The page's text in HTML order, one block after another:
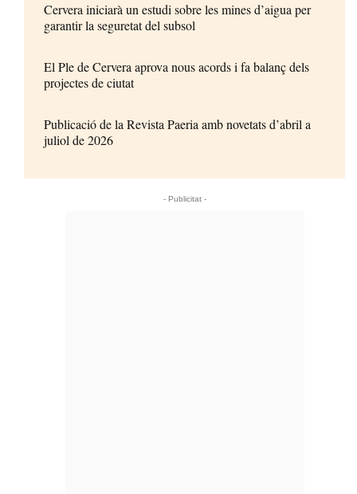
Cervera iniciarà un estudi sobre les mines d’aigua per
garantir la seguretat del subsol
El Ple de Cervera aprova nous acords i fa balanç dels
projectes de ciutat
Publicació de la Revista Paeria amb novetats d’abril a
juliol de 2026
- Publicitat -